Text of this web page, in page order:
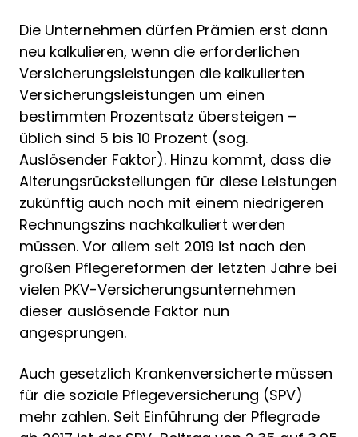
Die Unternehmen dürfen Prämien erst dann
neu kalkulieren, wenn die erforderlichen
Versicherungsleistungen die kalkulierten
Versicherungsleistungen um einen
bestimmten Prozentsatz übersteigen –
üblich sind 5 bis 10 Prozent (sog.
Auslösender Faktor). Hinzu kommt, dass die
Alterungsrückstellungen für diese Leistungen
zukünftig auch noch mit einem niedrigeren
Rechnungszins nachkalkuliert werden
müssen. Vor allem seit 2019 ist nach den
großen Pflegereformen der letzten Jahre bei
vielen PKV-Versicherungsunternehmen
dieser auslösende Faktor nun
angesprungen.
Auch gesetzlich Krankenversicherte müssen
für die soziale Pflegeversicherung (SPV)
mehr zahlen. Seit Einführung der Pflegrade